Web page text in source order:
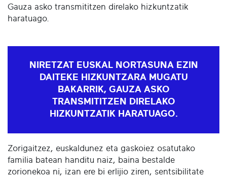
Gauza asko transmititzen direlako hizkuntzatik
haratuago.
NIRETZAT EUSKAL NORTASUNA EZIN
DAITEKE HIZKUNTZARA MUGATU
BAKARRIK, GAUZA ASKO
TRANSMITITZEN DIRELAKO
HIZKUNTZATIK HARATUAGO.
Zorigaitzez, euskaldunez eta gaskoiez osatutako
familia batean handitu naiz, baina bestalde
zorionekoa ni, izan ere bi erlijio ziren, sentsibilitate